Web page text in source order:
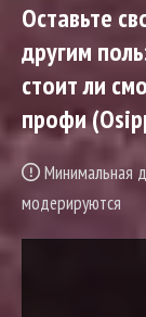
Оставьте
другим
стоит ли
профи
Минимальная
модерируются